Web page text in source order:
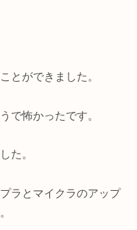
とができました。
で怖かったです。
た。
ラとマイクラのアップ